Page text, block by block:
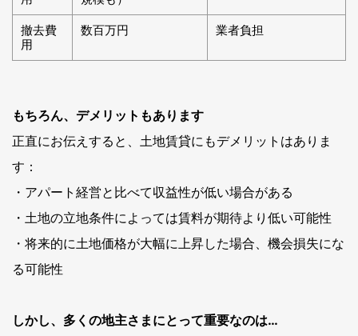
撤去費
用
数百万円 業者負担
もちろん、デメリットもあります
正直にお伝えすると、土地賃貸にもデメリットはありま
す：
・アパート経営と比べて収益性が低い場合がある
・土地の立地条件によっては賃料が期待より低い可能性
・将来的に土地価格が大幅に上昇した場合、機会損失にな
る可能性
しかし、多くの地主さまにとって重要なのは…